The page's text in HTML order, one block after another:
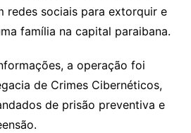
redes sociais para extorquir e
família na capital paraibana.
a operação foi
de Crimes Cibernéticos,
de prisão preventiva e